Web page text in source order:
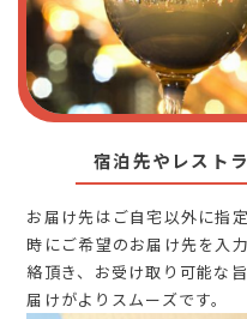
宿泊先やレスト
お届け先はご自宅以外に指
時にご希望のお届け先を入
絡頂き、お受け取り可能な
届けがよりスムーズです。